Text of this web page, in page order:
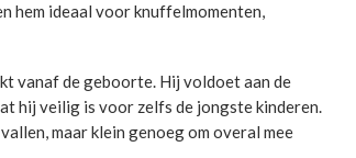
hem ideaal voor knuffelmomenten,
vanaf de geboorte. Hij voldoet aan de
hij veilig is voor zelfs de jongste kinderen.
maar klein genoeg om overal mee